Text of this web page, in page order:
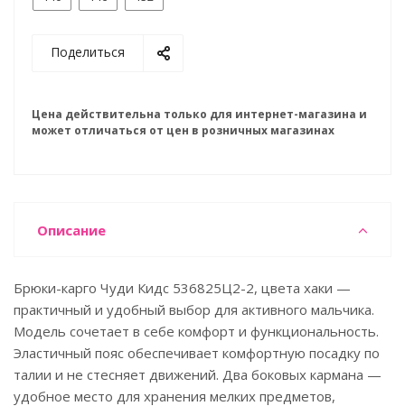
Поделиться
Цена действительна только для интернет-магазина и
может отличаться от цен в розничных магазинах
Описание
Брюки-карго Чуди Кидс 536825Ц2-2, цвета хаки —
практичный и удобный выбор для активного мальчика.
Модель сочетает в себе комфорт и функциональность.
Эластичный пояс обеспечивает комфортную посадку по
талии и не стесняет движений. Два боковых кармана —
удобное место для хранения мелких предметов,